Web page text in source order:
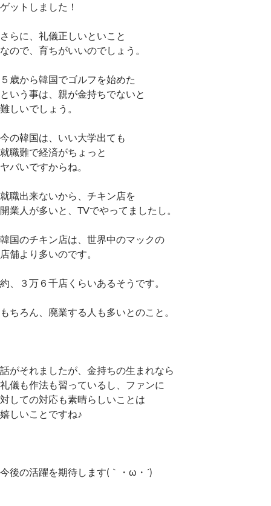
ゲットしました！
さらに、礼儀正しいといこと
なので、育ちがいいのでしょう。
５歳から韓国でゴルフを始めた
という事は、親が金持ちでないと
難しいでしょう。
今の韓国は、いい大学出ても
就職難で経済がちょっと
ヤバいですからね。
就職出来ないから、チキン店を
開業人が多いと、TVでやってましたし。
韓国のチキン店は、世界中のマックの
店舗より多いのです。
約、３万６千店くらいあるそうです。
もちろん、廃業する人も多いとのこと。
話がそれましたが、金持ちの生まれなら
礼儀も作法も習っているし、ファンに
対しての対応も素晴らしいことは
嬉しいことですね♪
今後の活躍を期待します(｀・ω・´)ゞ